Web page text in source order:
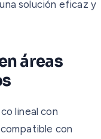
solución eficaz y
áreas
lineal con
con